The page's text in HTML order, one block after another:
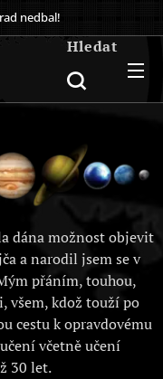
nedbal!
Hledat
dána možnost objevit
a narodil jsem se v
přáním, touhou,
všem, kdož touží po
cestu k opravdovému
včetně učení
30 let.